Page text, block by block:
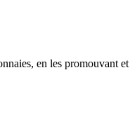
en les promouvant